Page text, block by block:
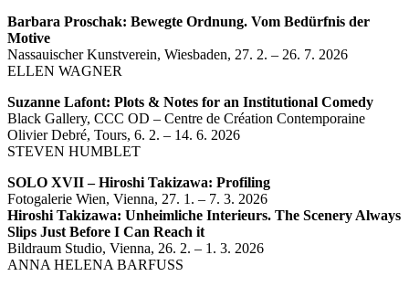
Barbara Proschak: Bewegte Ordnung. Vom Bedürfnis der
Motive
Nassauischer Kunstverein, Wiesbaden, 27. 2. – 26. 7. 2026
ELLEN WAGNER
Suzanne Lafont: Plots & Notes for an Institutional Comedy
Black Gallery, CCC OD – Centre de Création Contemporaine
Olivier Debré, Tours, 6. 2. – 14. 6. 2026
STEVEN HUMBLET
SOLO XVII – Hiroshi Takizawa: Profiling
Fotogalerie Wien, Vienna, 27. 1. – 7. 3. 2026
Hiroshi Takizawa: Unheimliche Interieurs. The Scenery Always
Slips Just Before I Can Reach it
Bildraum Studio, Vienna, 26. 2. – 1. 3. 2026
ANNA HELENA BARFUSS